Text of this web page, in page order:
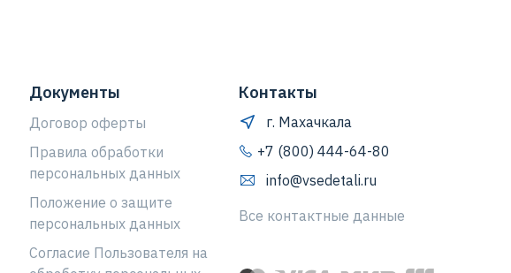
Документы
Договор оферты
Правила обработки
персональных данных
Положение о защите
персональных данных
Согласие Пользователя на
Контакты
г. Махачкала
+7 (800) 444-64-80
info@vsedetali.ru
Все контактные данные